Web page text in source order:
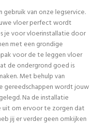
van onze legservice.
vloer perfect wordt
je voor vloerinstallatie door
met een grondige
voor de te leggen vloer
de ondergrond goed is
Met behulp van
gereedschappen wordt jouw
Na de installatie
om ervoor te zorgen dat
jij er verder geen omkijken